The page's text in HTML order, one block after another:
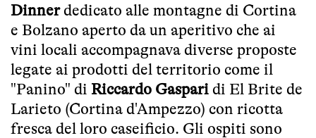
Dinnerdedicato alle montagne di Cortina
e Bolzano aperto da un aperitivo che ai
vini locali accompagnava diverse proposte
legate ai prodotti del territorio come il
"Panino" di Riccardo Gaspari di El Brite de
Larieto (Cortina d'Ampezzo) con ricotta
fresca del loro caseificio. Gli ospiti sono